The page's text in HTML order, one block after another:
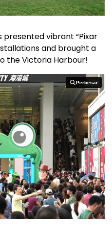
presented vibrant “Pixar
and brought a
the Victoria Harbour!
Perbesar
Perbesar